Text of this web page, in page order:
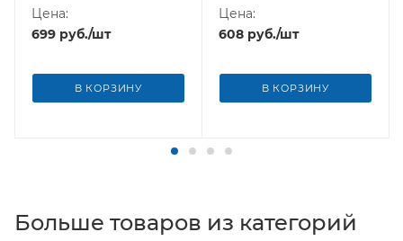
(Турция)
Цена:
699 руб./шт
В КОРЗИНУ
(Турция)
Цена:
608 руб./шт
В КОРЗИНУ
Больше товаров из категорий